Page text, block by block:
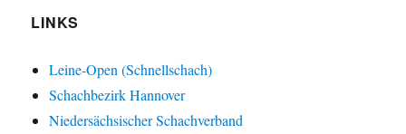
LINKS
Leine-Open (Schnellschach)
Schachbezirk Hannover
Niedersächsischer Schachverband